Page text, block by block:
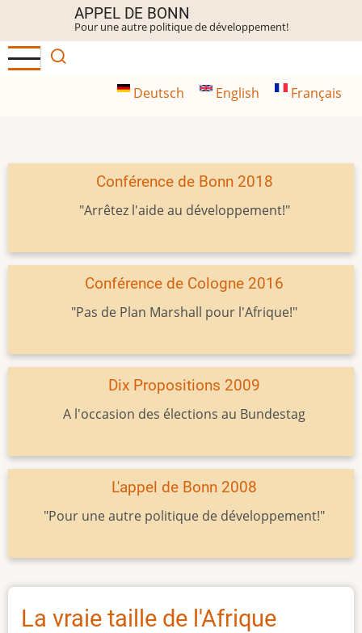
contenu
principal
APPEL DE BONN
Pour une autre politique de développement!
Deutsch English Français
Conférence de Bonn 2018
"Arrêtez l'aide au développement!"
Conférence de Cologne 2016
"Pas de Plan Marshall pour l'Afrique!"
Dix Propositions 2009
A l'occasion des élections au Bundestag
L'appel de Bonn 2008
"Pour une autre politique de développement!"
La vraie taille de l'Afrique